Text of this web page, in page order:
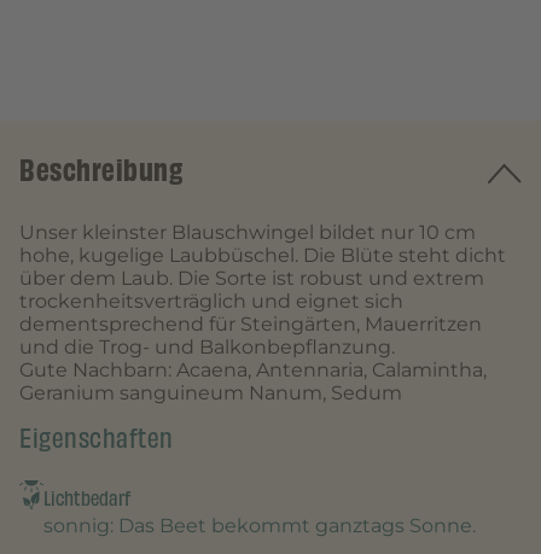
Beschreibung
Unser kleinster Blauschwingel bildet nur 10 cm
hohe, kugelige Laubbüschel. Die Blüte steht dicht
über dem Laub. Die Sorte ist robust und extrem
trockenheitsverträglich und eignet sich
dementsprechend für Steingärten, Mauerritzen
und die Trog- und Balkonbepflanzung.
Gute Nachbarn: Acaena, Antennaria, Calamintha,
Geranium sanguineum Nanum, Sedum
Eigenschaften
Lichtbedarf
sonnig: Das Beet bekommt ganztags Sonne.